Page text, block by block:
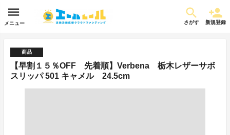
メニュー さがす 新規登録
商品
【早割１５％OFF 先着順】Verbena 栃木レザーサボ
スリッパ 501 キャメル 24.5cm